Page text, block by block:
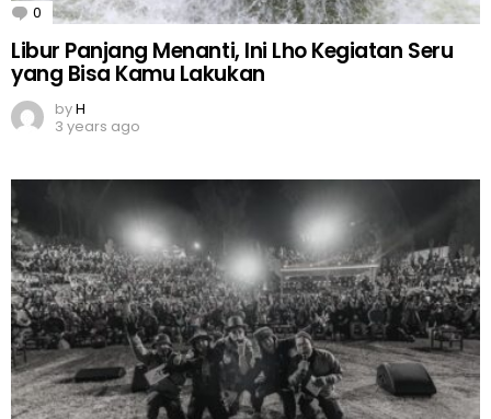
0 Comments
Libur Panjang Menanti, Ini Lho Kegiatan Seru
yang Bisa Kamu Lakukan
byH
3 years ago